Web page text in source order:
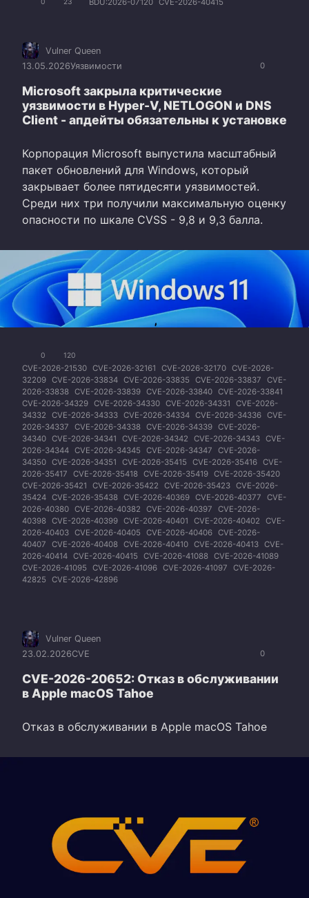
0 23 BDU:2026-07120 CVE-2026-40415
0
Vulner Queen
13.05.2026Уязвимости
Microsoft закрыла критические
уязвимости в Hyper-V, NETLOGON и DNS
Client - апдейты обязательны к установке
Корпорация Microsoft выпустила масштабный
пакет обновлений для Windows, который
закрывает более пятидесяти уязвимостей.
Среди них три получили максимальную оценку
опасности по шкале CVSS - 9,8 и 9,3 балла.
0 120
CVE-2026-21530 CVE-2026-32161 CVE-2026-32170 CVE-2026-
32209 CVE-2026-33834 CVE-2026-33835 CVE-2026-33837
CVE-
2026-33838 CVE-2026-33839 CVE-2026-33840 CVE-2026-33841
CVE-2026-34329 CVE-2026-34330 CVE-2026-34331
CVE-2026-
34332
CVE-2026-34333 CVE-2026-34334 CVE-2026-34336 CVE-
2026-34337
CVE-2026-34338 CVE-2026-34339 CVE-2026-
34340 CVE-2026-34341 CVE-2026-34342 CVE-2026-34343 CVE-
2026-34344 CVE-2026-34345 CVE-2026-34347
CVE-2026-
34350 CVE-2026-34351 CVE-2026-35415 CVE-2026-35416 CVE-
2026-35417
CVE-2026-35418 CVE-2026-35419 CVE-2026-35420
CVE-2026-35421
CVE-2026-35422 CVE-2026-35423 CVE-2026-
35424 CVE-2026-35438 CVE-2026-40369 CVE-2026-40377
CVE-
2026-40380 CVE-2026-40382 CVE-2026-40397
CVE-2026-
40398 CVE-2026-40399 CVE-2026-40401 CVE-2026-40402
CVE-
2026-40403 CVE-2026-40405 CVE-2026-40406 CVE-2026-
40407
CVE-2026-40408 CVE-2026-40410 CVE-2026-40413 CVE-
2026-40414 CVE-2026-40415 CVE-2026-41088 CVE-2026-41089
CVE-2026-41095
CVE-2026-41096 CVE-2026-41097
CVE-2026-
42825
CVE-2026-42896
0
Vulner Queen
23.02.2026CVE
CVE-2026-20652: Отказ в обслуживании
в Apple macOS Tahoe
Отказ в обслуживании в Apple macOS Tahoe